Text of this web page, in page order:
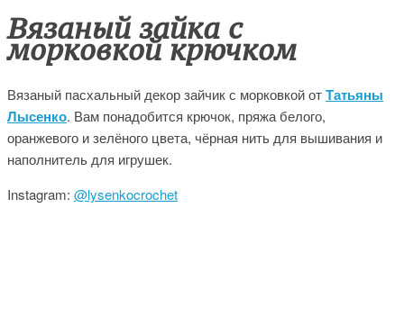
Вязаный зайка с
морковкой крючком
Вязаный пасхальный декор зайчик с морковкой отТатьяны
Лысенко. Вам понадобится крючок, пряжа белого,
оранжевого и зелёного цвета, чёрная нить для вышивания и
наполнитель для игрушек.
Instagram: @lysenkocrochet